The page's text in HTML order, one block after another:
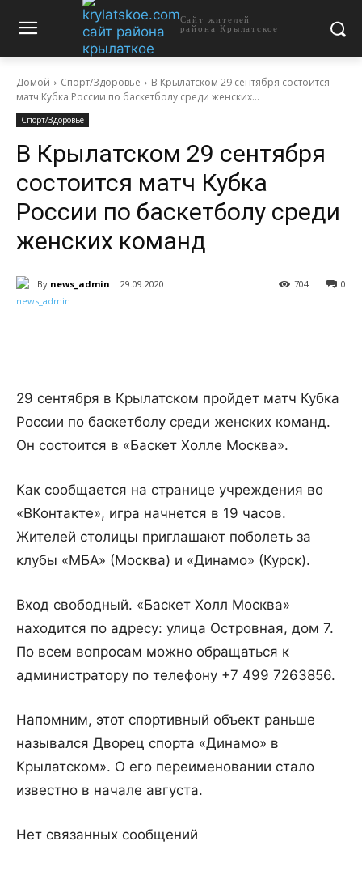
Сайт жителей
района Крылатское
Домой Спорт/Здоровье
В Крылатском 29 сентября состоится
матч Кубка России по баскетболу среди женских...
Спорт/Здоровье
В Крылатском 29 сентября
состоится матч Кубка
России по баскетболу среди
женских команд
By news_admin 29.09.2020 0
704
29 сентября в Крылатском пройдет матч Кубка
России по баскетболу среди женских команд.
Он состоится в «Баскет Холле Москва».
Как сообщается на странице учреждения во
«ВКонтакте», игра начнется в 19 часов.
Жителей столицы приглашают поболеть за
клубы «МБА» (Москва) и «Динамо» (Курск).
Вход свободный. «Баскет Холл Москва»
находится по адресу: улица Островная, дом 7.
По всем вопросам можно обращаться к
администратору по телефону +7 499 7263856.
Напомним, этот спортивный объект раньше
назывался Дворец спорта «Динамо» в
Крылатском». О его переименовании стало
известно в начале августа.
Нет связанных сообщений